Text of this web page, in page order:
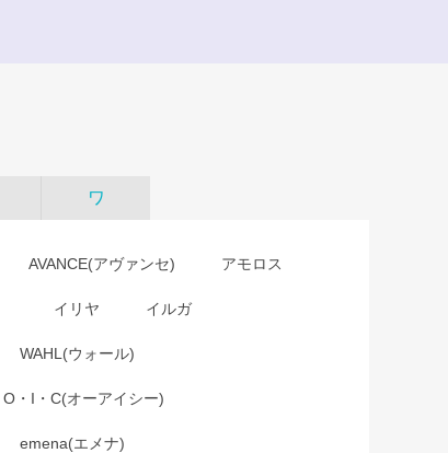
ワ
AVANCE(アヴァンセ) アモロス
イリヤ イルガ
WAHL(ウォール)
O・I・C(オーアイシー)
emena(エメナ)